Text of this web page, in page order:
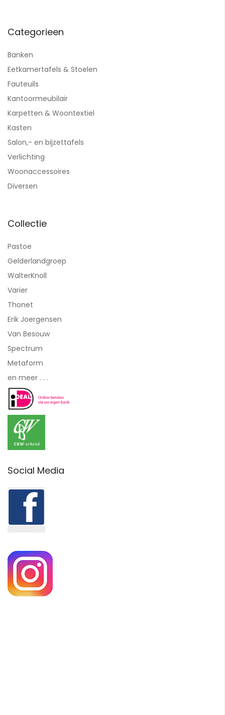
Categorieen
Banken
Eetkamertafels & Stoelen
Fauteuils
Kantoormeubilair
Karpetten & Woontextiel
Kasten
Salon,- en bijzettafels
Verlichting
Woonaccessoires
Diversen
Collectie
Pastoe
Gelderlandgroep
WalterKnoll
Varier
Thonet
Erik Joergensen
Van Besouw
Spectrum
Metaform
en meer . . .
Social Media